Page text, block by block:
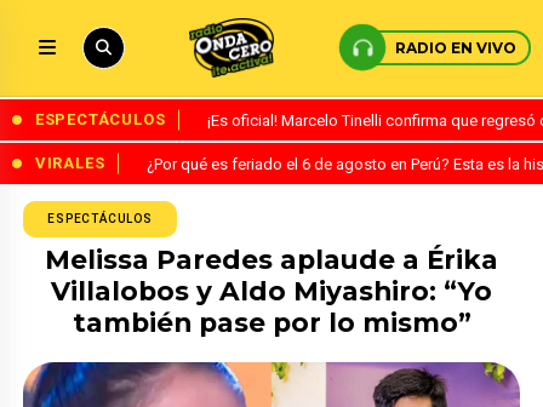
RADIO EN VIVO
ESPECTÁCULOS ¡Es oficial! Marcelo Tinelli confirma que
VIRALES ¿Por qué es feriado el 6 de agosto en Perú? Esta es la
ESPECTÁCULOS
Melissa Paredes aplaude a Érika
Villalobos y Aldo Miyashiro: “Yo
también pase por lo mismo”